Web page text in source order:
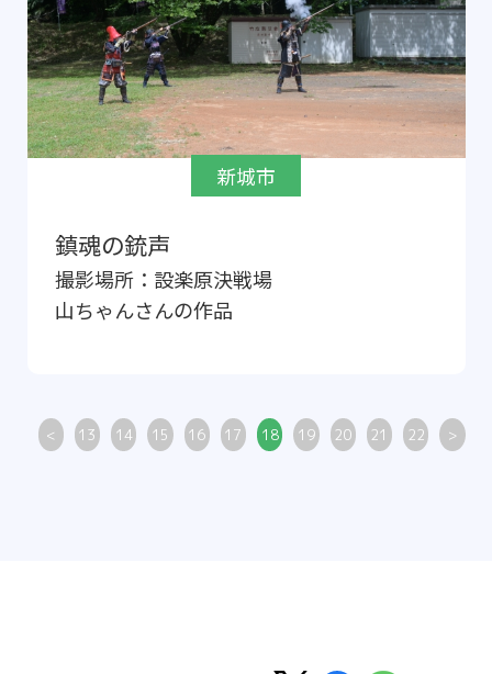
新城市
鎮魂の銃声
撮影場所： 設楽原決戦場
山ちゃんさんの作品
< 13 14 15 16 17 18 19 20 21 22 >